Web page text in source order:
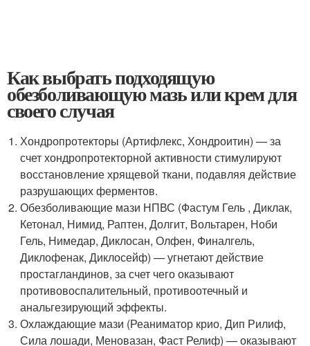
Как выбрать подходящую
обезболивающую мазь или крем для
своего случая
Хондропротекторы (Артифлекс, Хондроитин) — за
счет хондропротекторной активности стимулируют
восстановление хрящевой ткани, подавляя действие
разрушающих ферментов.
Обезболивающие мази НПВС (Фастум Гель , Диклак,
Кетонал, Нимид, Раптен, Долгит, Вольтарен, Ноби
Гель, Нимедар, Диклосан, Олфен, Финалгель,
Диклофенак, Диклосейф) — угнетают действие
простагландинов, за счет чего оказывают
противовоспалительный, противоотечный и
анальгезирующий эффекты.
Охлаждающие мази (Реаниматор крио, Дип Рилиф,
Сила лошади, Меновазан, Фаст Релиф) — оказывают